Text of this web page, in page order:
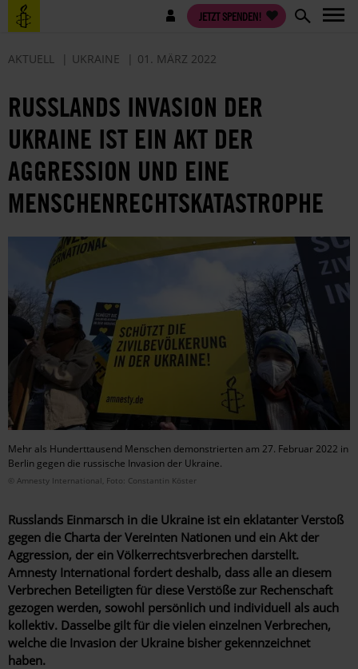
Direkt
zum
Benutzermenü JETZT SPENDEN!
AKTUELL UKRAINE 01. MÄRZ 2022
RUSSLANDS INVASION DER
UKRAINE IST EIN AKT DER
AGGRESSION UND EINE
MENSCHENRECHTSKATASTROPHE
Mehr als Hunderttausend Menschen demonstrierten am 27. Februar 2022 in
Berlin gegen die russische Invasion der Ukraine.
© Amnesty International, Foto: Constantin Köster
Russlands Einmarsch in die Ukraine ist ein eklatanter Verstoß
gegen die Charta der Vereinten Nationen und ein Akt der
Aggression, der ein Völkerrechtsverbrechen darstellt.
Amnesty International fordert deshalb, dass alle an diesem
Verbrechen Beteiligten für diese Verstöße zur Rechenschaft
gezogen werden, sowohl persönlich und individuell als auch
kollektiv. Dasselbe gilt für die vielen einzelnen Verbrechen,
welche die Invasion der Ukraine bisher gekennzeichnet
haben.